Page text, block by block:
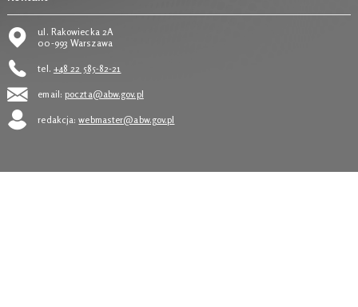
ul. Rakowiecka 2A
00-993 Warszawa
tel. +48 22 585-82-21
email:poczta@abw.gov.pl
redakcja:webmaster@abw.gov.pl